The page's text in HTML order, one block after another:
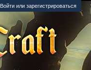
Войти или зарегистрироваться